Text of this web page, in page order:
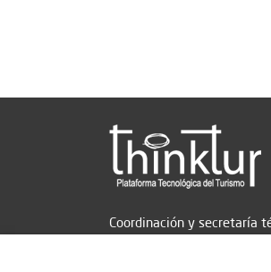
Coordinación y secretaría